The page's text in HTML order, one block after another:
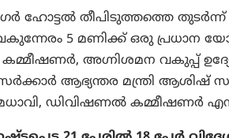
ഹോട്ടൽ തീപിടുത്തത്തെ
5 മണിക്ക് ഒരു പ്രധാന
കമ്മീഷണർ, അഗ്നിശമന വകുപ്പ്
ആഭ്യന്തര മന്ത്രി ആശിഷ്
ഡിവിഷണൽ കമ്മീഷണർ